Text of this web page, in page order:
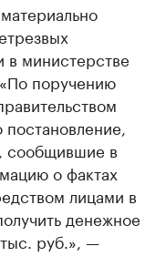
министерстве
поручению
сообщившие в
о фактах
лицами в
денежное
руб.», —